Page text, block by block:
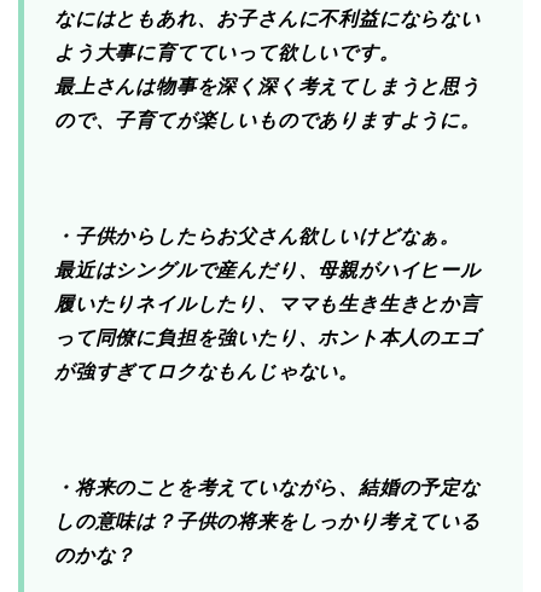
なにはともあれ、お子さんに不利益にならない
よう大事に育てていって欲しいです。
最上さんは物事を深く深く考えてしまうと思う
ので、子育てが楽しいものでありますように。
・子供からしたらお父さん欲しいけどなぁ。
最近はシングルで産んだり、母親がハイヒール
履いたりネイルしたり、ママも生き生きとか言
って同僚に負担を強いたり、ホント本人のエゴ
が強すぎてロクなもんじゃない。
・将来のことを考えていながら、結婚の予定な
しの意味は？子供の将来をしっかり考えている
のかな？